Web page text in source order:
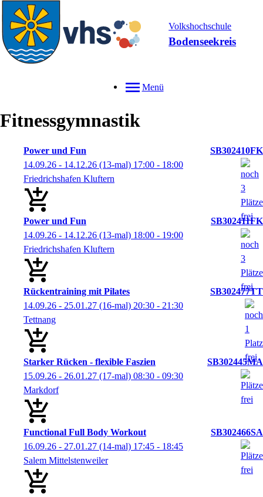
Volkshochschule
Bodenseekreis
Menü
Fitnessgymnastik
Power und Fun
SB302410FK
14.09.26 - 14.12.26 (13-mal) 17:00 - 18:00
Friedrichshafen Kluftern
Power und Fun
SB302411FK
14.09.26 - 14.12.26 (13-mal) 18:00 - 19:00
Friedrichshafen Kluftern
Rückentraining mit Pilates
SB302477TT
14.09.26 - 25.01.27 (16-mal) 20:30 - 21:30
Tettnang
Starker Rücken - flexible Faszien
SB302445MA
15.09.26 - 26.01.27 (17-mal) 08:30 - 09:30
Markdorf
Functional Full Body Workout
SB302466SA
16.09.26 - 27.01.27 (14-mal) 17:45 - 18:45
Salem Mittelstenweiler